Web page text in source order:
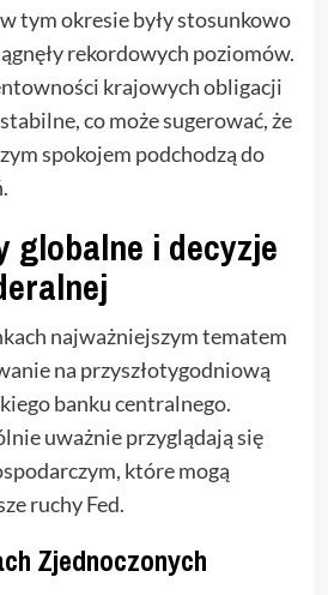
tym okresie były stosunkowo
rekordowych poziomów.
krajowych obligacji
co może sugerować, że
spokojem podchodzą do
globalne i decyzje
najważniejszym tematem
na przyszłotygodniową
banku centralnego.
uważnie przyglądają się
które mogą
ruchy Fed.
Zjednoczonych